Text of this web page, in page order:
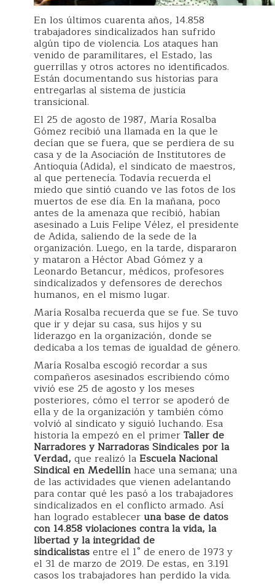
En los últimos cuarenta años, 14.858
trabajadores sindicalizados han sufrido
algún tipo de violencia. Los ataques han
venido de paramilitares, el Estado, las
guerrillas y otros actores no identificados.
Están documentando sus historias para
entregarlas al sistema de justicia
transicional.
El 25 de agosto de 1987, María Rosalba
Gómez recibió una llamada en la que le
decían que se fuera, que se perdiera de su
casa y de la Asociación de Institutores de
Antioquia (Adida), el sindicato de maestros,
al que pertenecía. Todavía recuerda el
miedo que sintió cuando ve las fotos de los
muertos de ese día. En la mañana, poco
antes de la amenaza que recibió, habían
asesinado a Luis Felipe Vélez, el presidente
de Adida, saliendo de la sede de la
organización. Luego, en la tarde, dispararon
y mataron a Héctor Abad Gómez y a
Leonardo Betancur, médicos, profesores
sindicalizados y defensores de derechos
humanos, en el mismo lugar.
María Rosalba recuerda que se fue. Se tuvo
que ir y dejar su casa, sus hijos y su
liderazgo en la organización, donde se
dedicaba a los temas de igualdad de género.
María Rosalba escogió recordar a sus
compañeros asesinados escribiendo cómo
vivió ese 25 de agosto y los meses
posteriores, cómo el terror se apoderó de
ella y de la organización y también cómo
volvió al sindicato y siguió luchando. Esa
historia la empezó en el primerTaller de
Narradores y Narradoras Sindicales por la
Verdad, que realizó laEscuela Nacional
Sindical en Medellínhace una semana; una
de las actividades que vienen adelantando
para contar qué les pasó a los trabajadores
sindicalizados en el conflicto armado. Así
han logrado estableceruna base de datos
con 14.858 violaciones contra la vida, la
libertad y la integridad de
sindicalistasentre el 1° de enero de 1973 y
el 31 de marzo de 2019. De estas, en 3.191
casos los trabajadores han perdido la vida.